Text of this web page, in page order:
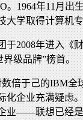
。1964年11月出
大学取得计算机
于2008年进入《
界级品牌”榜首。
倍于己的IBM
化企业充满疑虑
业——联想已经